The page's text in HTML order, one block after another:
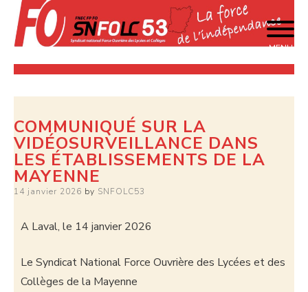
SNFOLC 53
La force de l'indépendance
MENU
COMMUNIQUÉ SUR LA
VIDÉOSURVEILLANCE DANS
LES ÉTABLISSEMENTS DE LA
MAYENNE
14 janvier 2026 by SNFOLC53
A Laval, le 14 janvier 2026
Le Syndicat National Force Ouvrière des Lycées et des
Collèges de la Mayenne